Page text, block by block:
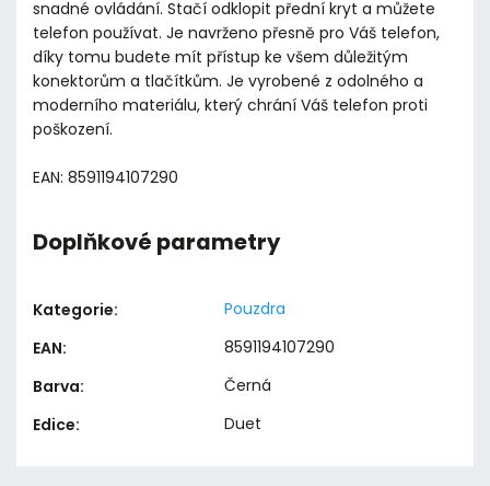
snadné ovládání. Stačí odklopit přední kryt a můžete
telefon používat. Je navrženo přesně pro Váš telefon,
díky tomu budete mít přístup ke všem důležitým
konektorům a tlačítkům. Je vyrobené z odolného a
moderního materiálu, který chrání Váš telefon proti
poškození.
EAN: 8591194107290
Doplňkové parametry
Kategorie:
Pouzdra
EAN:
8591194107290
Barva:
Černá
Edice: Duet